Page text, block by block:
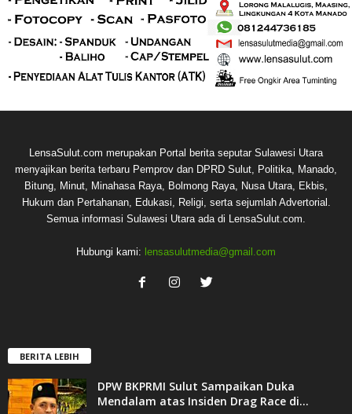
LensaSulut.com merupakan Portal berita seputar Sulawesi Utara
menyajikan berita terbaru Pemprov dan DPRD Sulut, Politika, Manado,
Bitung, Minut, Minahasa Raya, Bolmong Raya, Nusa Utara, Ekbis,
Hukum dan Pertahanan, Edukasi, Religi, serta sejumlah Advertorial.
Semua informasi Sulawesi Utara ada di LensaSulut.com.
Hubungi kami: lensasulutmedia@gmail.com
BERITA LEBIH
DPW BKPRMI Sulut Sampaikan Duka
Mendalam atas Insiden Drag Race di...